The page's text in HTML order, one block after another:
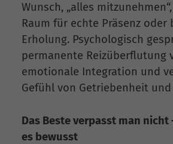
Wunsch, „alles
Raum für echte Präsenz oder
Erholung. Psychologisch
permanente Reizüberflutung
emotionale Integration und
Gefühl von Getriebenheit und
Das Beste verpasst man
es bewusst